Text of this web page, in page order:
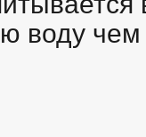
воду